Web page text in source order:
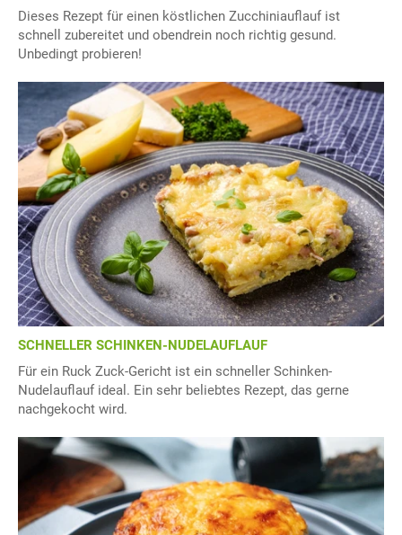
Dieses Rezept für einen köstlichen Zucchiniauflauf ist
schnell zubereitet und obendrein noch richtig gesund.
Unbedingt probieren!
SCHNELLER SCHINKEN-NUDELAUFLAUF
Für ein Ruck Zuck-Gericht ist ein schneller Schinken-
Nudelauflauf ideal. Ein sehr beliebtes Rezept, das gerne
nachgekocht wird.